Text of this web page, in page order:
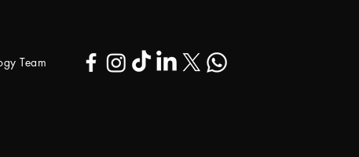
Team